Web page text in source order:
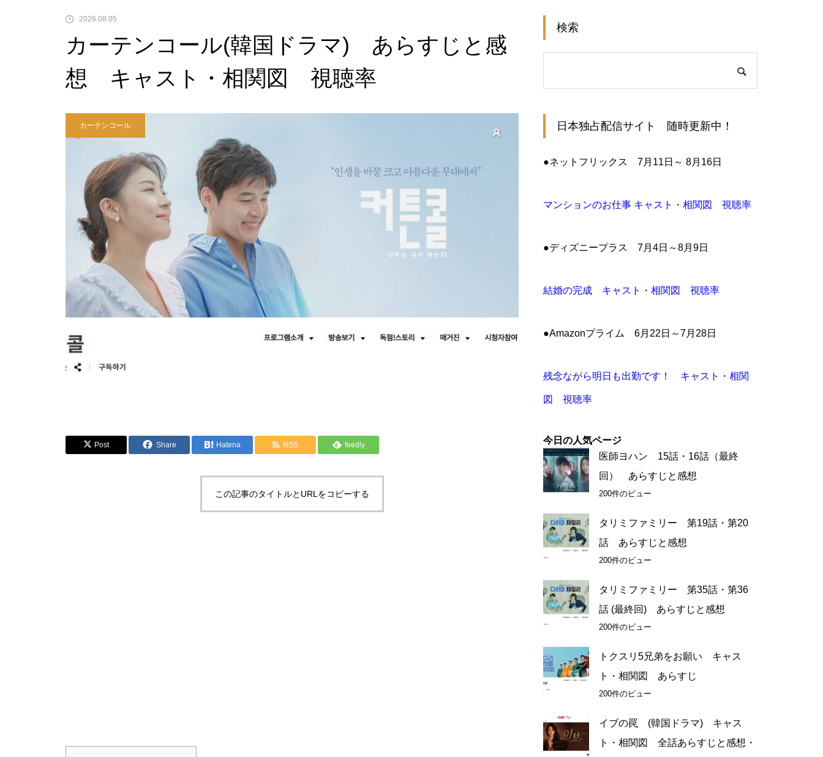
2026.08.05
カーテンコール(韓国ドラマ) あらすじと感
想 キャスト・相関図 視聴率
カーテンコール
Post Share Hatena RSS feedly
この記事のタイトルとURLをコピーする
検索
日本独占配信サイト 随時更新中！
●ネットフリックス 7月11日～ 8月16日
マンションのお仕事 キャスト・相関図 視聴率
●ディズニープラス 7月4日～8月9日
結婚の完成 キャスト・相関図 視聴率
●Amazonプライム 6月22日～7月28日
残念ながら明日も出勤です！ キャスト・相関
図 視聴率
今日の人気ページ
医師ヨハン 15話・16話（最終
回） あらすじと感想
200件のビュー
タリミファミリー 第19話・第20
話 あらすじと感想
200件のビュー
タリミファミリー 第35話・第36
話 (最終回) あらすじと感想
200件のビュー
トクスリ5兄弟をお願い キャス
ト・相関図 あらすじ
200件のビュー
イブの罠 (韓国ドラマ) キャス
ト・相関図 全話あらすじと感想・